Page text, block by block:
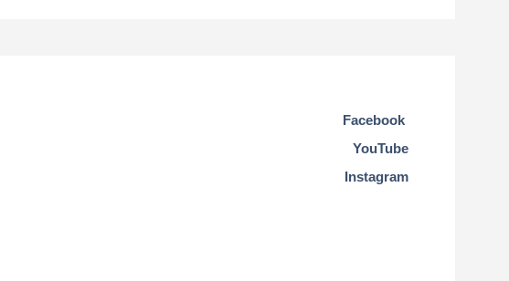
Facebook
YouTube
Instagram